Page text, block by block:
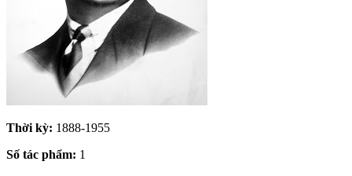
Thời kỳ: 1888-1955
Số tác phẩm: 1